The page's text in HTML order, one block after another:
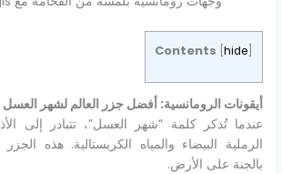
Contents hide]
أيقونات الرومانسية: أفضل جزر العالم لشهر العسل
عندما تُذكر كلمة “شهر العسل”، تتبادر إلى
الرملية البيضاء والمياه الكريستالية. هذه
بالجنة على الأرض.